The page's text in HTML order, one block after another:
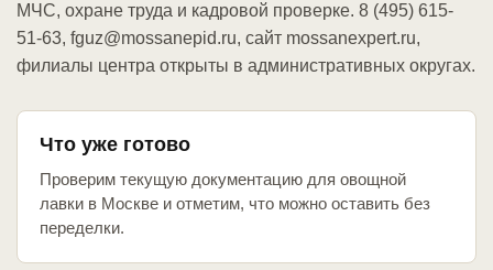
МЧС, охране труда и кадровой проверке. 8 (495) 615-
51-63, fguz@mossanepid.ru, сайт mossanexpert.ru,
филиалы центра открыты в административных округах.
Что уже готово
Проверим текущую документацию для овощной
лавки в Москве и отметим, что можно оставить без
переделки.